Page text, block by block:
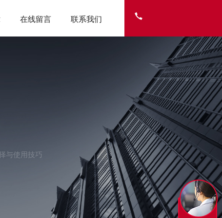
在线留言 联系我们
与使用技巧